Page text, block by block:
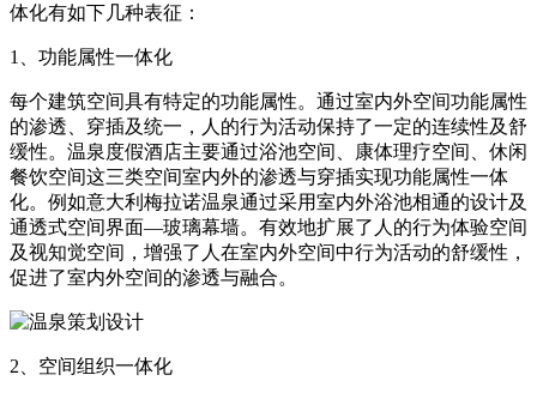
体化有如下几种表征：
1、功能属性一体化
每个建筑空间具有特定的功能属性。通过室内外空间功能属性
的渗透、穿插及统一，人的行为活动保持了一定的连续性及舒
缓性。温泉度假酒店主要通过浴池空间、康体理疗空间、休闲
餐饮空间这三类空间室内外的渗透与穿插实现功能属性一体
化。例如意大利梅拉诺温泉通过采用室内外浴池相通的设计及
通透式空间界面—玻璃幕墙。有效地扩展了人的行为体验空间
及视知觉空间，增强了人在室内外空间中行为活动的舒缓性，
促进了室内外空间的渗透与融合。
2、空间组织一体化